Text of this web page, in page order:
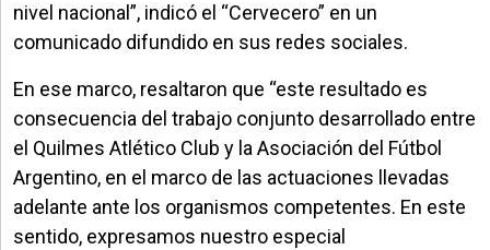
nivel nacional”, indicó el “Cervecero” en un
comunicado difundido en sus redes sociales.
En ese marco, resaltaron que “este resultado es
consecuencia del trabajo conjunto desarrollado entre
el Quilmes Atlético Club y la Asociación del Fútbol
Argentino, en el marco de las actuaciones llevadas
adelante ante los organismos competentes. En este
sentido, expresamos nuestro especial